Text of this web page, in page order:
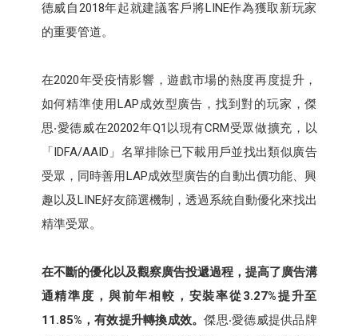
德威自2018年起就建議客戶將LINE作為獲取新玩家
的重要管道。
在2020年受疫情影響，遊戲市場的熱度再度提升，
如何精準使用LAP成效型廣告，找到對的玩家，傑
思‧愛德威在20202年Q1以現有CRM受眾做擴充，以
「IDFA/AAID」名單排除已下載用戶並找出類似廣告
受眾，同時善用LAP成效型廣告的自動出價功能、興
趣以及LINE好友篩選機制，透過系統自動優化來找出
精準受眾。
在不斷的優化以及觀察廣告投遞過程，提高了廣告溝
通精準度，與前年相較，安裝率從3.27%提升至
11.85%，有效提升轉換成效。傑思‧愛德威提供品牌